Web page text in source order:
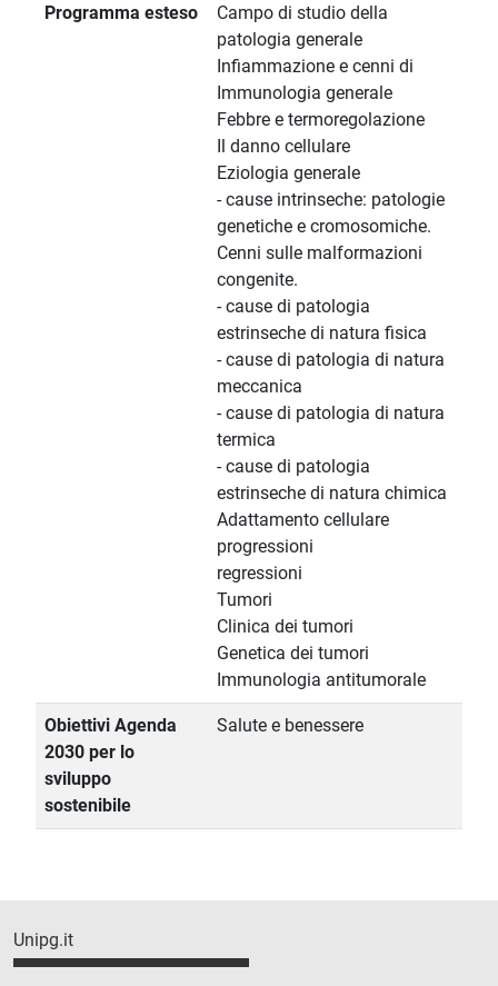
Programma esteso
Campo di studio della
patologia generale
Infiammazione e cenni di
Immunologia generale
Febbre e termoregolazione
Il danno cellulare
Eziologia generale
- cause intrinseche: patologie
genetiche e cromosomiche.
Cenni sulle malformazioni
congenite.
- cause di patologia
estrinseche di natura fisica
- cause di patologia di natura
meccanica
- cause di patologia di natura
termica
- cause di patologia
estrinseche di natura chimica
Adattamento cellulare
progressioni
regressioni
Tumori
Clinica dei tumori
Genetica dei tumori
Immunologia antitumorale
Obiettivi Agenda
2030 per lo
sviluppo
sostenibile
Salute e benessere
Unipg.it